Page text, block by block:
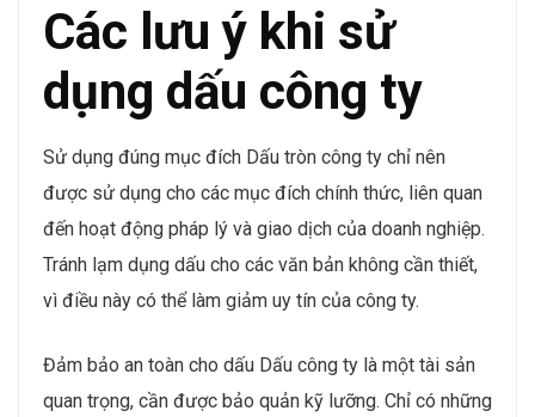
Các lưu ý khi sử
dụng dấu công ty
Sử dụng đúng mục đích Dấu tròn công ty chỉ nên
được sử dụng cho các mục đích chính thức, liên quan
đến hoạt động pháp lý và giao dịch của doanh nghiệp.
Tránh lạm dụng dấu cho các văn bản không cần thiết,
vì điều này có thể làm giảm uy tín của công ty.
Đảm bảo an toàn cho dấu Dấu công ty là một tài sản
quan trọng, cần được bảo quản kỹ lưỡng. Chỉ có những